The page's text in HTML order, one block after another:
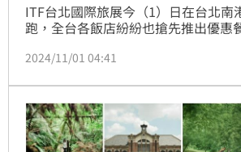
ITF台北國際旅展今（1）日在台北南
跑，全台各飯店紛紛也搶先推出優惠
萬元。
2024/11/01 04:41